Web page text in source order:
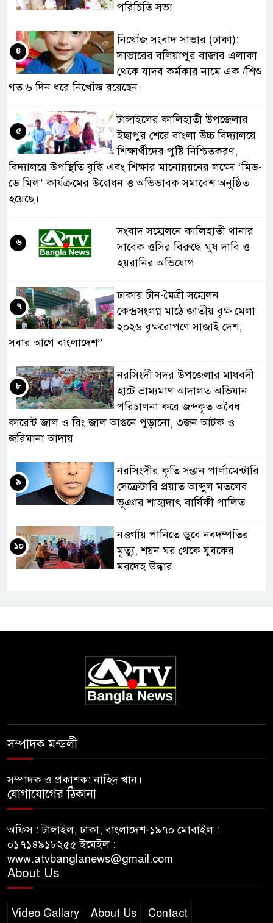
পরিচিতি সভা
নিখোঁজ সংবাদ সাভার (ঢাকা):
সাভারের বলিয়াপুর বাজার এলাকা
থেকে যাদব কর্মকার নামে এক /শিশু
গত ৬ দিন ধরে নিখোঁজ রয়েছেন।
৪
টাঙ্গাইলের কালিহাতী উপজেলার
ইছাপুর শেরে বাংলা উচ্চ বিদ্যালয়ে
শিক্ষার্থীদের পুষ্টি নিশ্চিতকরণ,
বিদ্যালয়ে উপস্থিতি বৃদ্ধি এবং শিক্ষার মানোন্নয়নের লক্ষ্যে ‘মিড-
ডে মিল’ কার্যক্রমের উদ্বোধন ও অভিভাবক সমাবেশ অনুষ্ঠিত
হয়েছে।
৫
সংবাদ সম্মেলনে কালিহাতী থানার
সাবেক ওসির বিরুদ্ধে ঘুষ দাবি ও
হয়রানির অভিযোগ
৬
ঢাকায় চীন-মৈত্রী সম্মেলন
কেন্দ্রসংলগ্ন মাঠে জাতীয় বৃক্ষ মেলা
২০২৬ বৃক্ষরোপণে সাজাই দেশ,
সবার আগে বাংলাদেশ”
৭
নরসিংদী সদর উপজেলার মাধবদী
হাটে ভ্রাম্যমাণ আদালত অভিযান
পরিচালনা করে জব্দকৃত অবৈধ
কারেন্ট জাল ও রিং জাল আগুনে পুড়ানো, ৩জন আটক ও
জরিমানা আদায়
৮
নরসিংদীর কৃতি সন্তান পার্লামেন্টারি
সেক্রেটারি প্রয়াত আব্দুল মতলেব
ভূঞার শাহাদাৎ বার্ষিকী পালিত
৯
নওগাঁয় পানিতে ডুবে নবদম্পতির
মৃত্যু, শয়ন ঘর থেকে যুবকের
মরদেহ উদ্ধার
১০
সম্পাদক মন্ডলী
সম্পাদক ও প্রকাশক: নাহিদ খান।
যোগাযোগের ঠিকানা
অফিস : টাঙ্গাইল, ঢাকা, বাংলাদেশ-১৯৭০ মোবাইল :
০১৭১৪৯১৮২৫৫ ইমেইল :
www.atvbanglanews@gmail.com
About Us
Video Gallary About Us Contact